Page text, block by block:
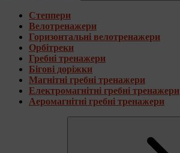
Степпери
Велотренажери
Горизонтальні велотренажери
Орбітреки
Гребні тренажери
Бігові доріжки
Магнітні гребні тренажери
Електромагнітні гребні тренажери
Аеромагнітні гребні тренажери